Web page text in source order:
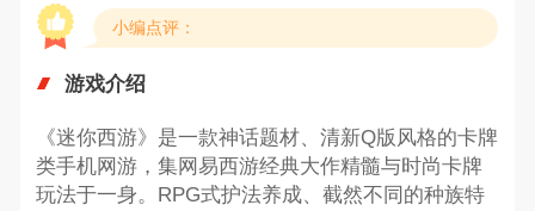
小编点评：
游戏介绍
《迷你西游》是一款神话题材、清新Q版风格的卡牌
类手机网游，集网易西游经典大作精髓与时尚卡牌
玩法于一身。RPG式护法养成、截然不同的种族特